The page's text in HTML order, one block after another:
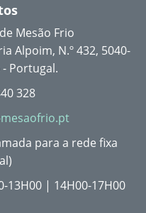
Mesão Frio
Alpoim, N.º 432, 5040-
Portugal.
328
para a rede fixa
13H00 | 14H00-17H00